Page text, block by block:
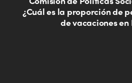
¿Cuál es la proporción de
de vacaciones en